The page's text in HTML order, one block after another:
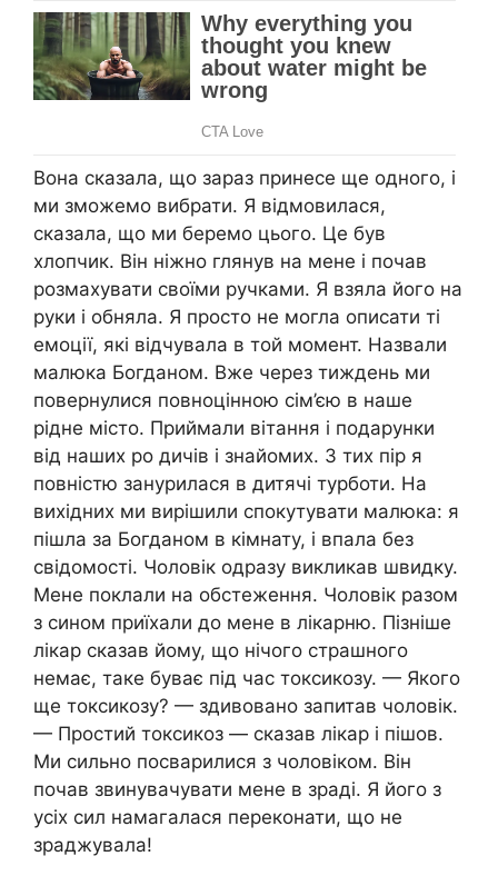
Вона сказала, що зараз принесе ще одного, і
ми зможемо вибрати. Я відмовилася,
сказала, що ми беремо цього. Це був
хлопчик. Він ніжно глянув на мене і почав
розмахувати своїми ручками. Я взяла його на
руки і обняла. Я просто не могла описати ті
емоції, які відчувала в той момент. Назвали
малюка Богданом. Вже через тиждень ми
повернулися повноцінною сім’єю в наше
рідне місто. Приймали вітання і подарунки
від наших ро дичів і знайомих. З тих пір я
повністю занурилася в дитячі турботи. На
вихідних ми вирішили спокутувати малюка: я
пішла за Богданом в кімнату, і впала без
свідомості. Чоловік одразу викликав швидку.
Мене поклали на обстеження. Чоловік разом
з сином приїхали до мене в лікарню. Пізніше
лікар сказав йому, що нічого страшного
немає, таке буває під час токсикозу. — Якого
ще токсикозу? — здивовано запитав чоловік.
— Простий токсикоз — сказав лікар і пішов.
Ми сильно посварилися з чоловіком. Він
почав звинувачувати мене в зраді. Я його з
усіх сил намагалася переконати, що не
зраджувала!